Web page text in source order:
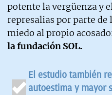
potente la vergüenza y
represalias por parte de
miedo al propio
la fundación SOL.
El estudio también
autoestima y mayor